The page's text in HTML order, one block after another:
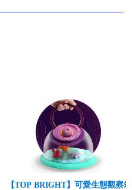
【TOP BRIGHT】可愛生態觀察箱